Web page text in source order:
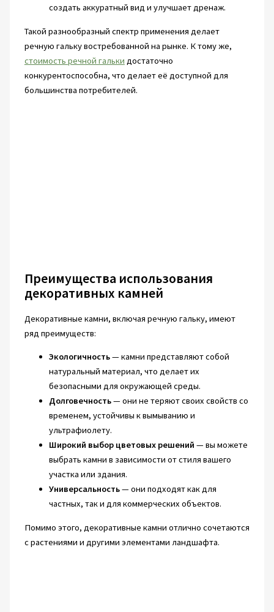
создать аккуратный вид и улучшает дренаж.
Такой разнообразный спектр применения делает
речную гальку востребованной на рынке. К тому же,
стоимость речной гальки достаточно
конкурентоспособна, что делает её доступной для
большинства потребителей.
Преимущества использования
декоративных камней
Декоративные камни, включая речную гальку, имеют
ряд преимуществ:
Экологичность— камни представляют собой
натуральный материал, что делает их
безопасными для окружающей среды.
Долговечность— они не теряют своих свойств со
временем, устойчивы к вымыванию и
ультрафиолету.
Широкий выбор цветовых решений — вы можете
выбрать камни в зависимости от стиля вашего
участка или здания.
Универсальность— они подходят как для
частных, так и для коммерческих объектов.
Помимо этого, декоративные камни отлично сочетаются
с растениями и другими элементами ландшафта.